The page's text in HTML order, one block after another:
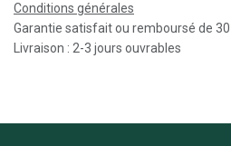
Conditions générales
Garantie satisfait ou remboursé de
Livraison : 2-3 jours ouvrables